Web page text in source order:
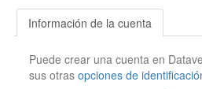
Información de la cuenta
Puede crear una cuenta en
sus otrasopciones de